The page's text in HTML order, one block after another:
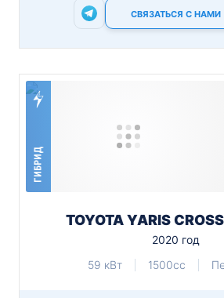
СВЯЗАТЬСЯ С НАМИ
ГИБРИД
TOYOTA YARIS
2020 год
59 кВт
1500cc